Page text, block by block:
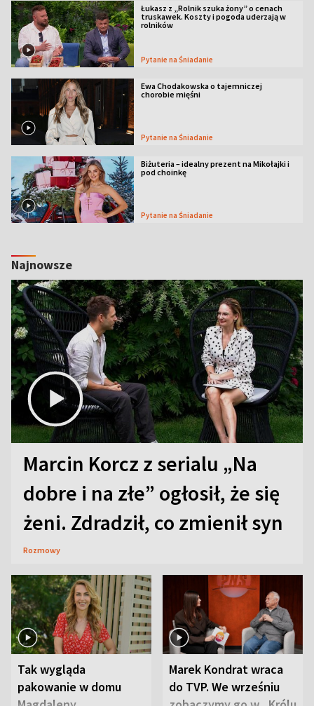
Łukasz z „Rolnik szuka żony” o cenach
truskawek. Koszty i pogoda uderzają w
rolników
Pytanie na Śniadanie
Ewa Chodakowska o tajemniczej
chorobie mięśni
Pytanie na Śniadanie
Biżuteria – idealny prezent na Mikołajki i
pod choinkę
Pytanie na Śniadanie
Najnowsze
Marcin Korcz z serialu „Na
dobre i na złe” ogłosił, że się
żeni. Zdradził, co zmienił syn
Rozmowy
Tak wygląda
pakowanie w domu
Marek Kondrat wraca
do TVP. We wrześniu